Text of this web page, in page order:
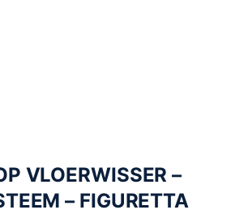
VLOERWISSER –
– FIGURETTA